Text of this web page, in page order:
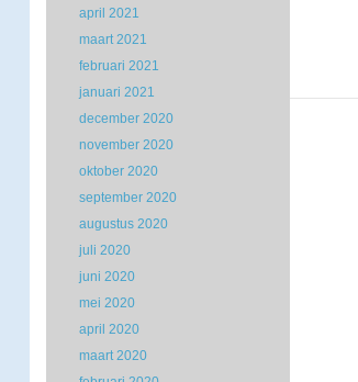
april 2021
maart 2021
februari 2021
januari 2021
december 2020
november 2020
oktober 2020
september 2020
augustus 2020
juli 2020
juni 2020
mei 2020
april 2020
maart 2020